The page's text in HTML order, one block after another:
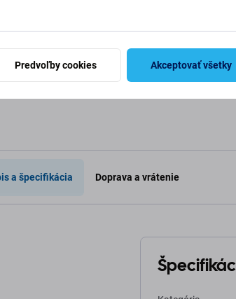
Pridať do košíka Pridať
a špecifikácia Doprava a vrátenie
Predvoľby cookies Akceptovať všetky